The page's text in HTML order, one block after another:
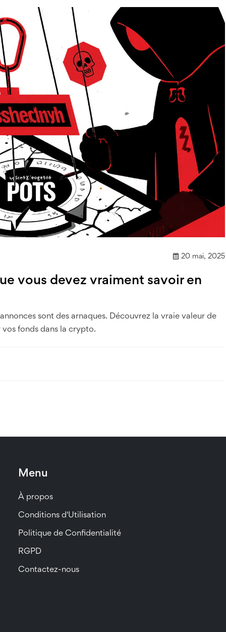
20 mai, 2025
vous devez vraiment savoir en
sont des arnaques. Découvrez la vraie valeur de
fonds dans la crypto.
Menu
À propos
Conditions d'Utilisation
Politique de Confidentialité
RGPD
Contactez-nous